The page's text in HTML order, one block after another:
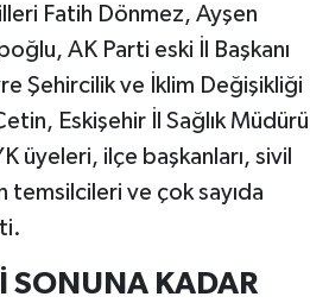
Fatih Dönmez, Ayşen
AK Parti eski İl Başkanı
Şehircilik ve İklim Değişikliği
Eskişehir İl Sağlık Müdürü
üyeleri, ilçe başkanları, sivil
ve çok sayıda
SONUNA KADAR